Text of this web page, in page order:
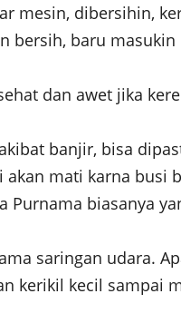
mesin, dibersihin,
baru masukin
dan awet jika
banjir, bisa
mati karna
Purnama biasanya
saringan udara.
kerikil kecil sampai